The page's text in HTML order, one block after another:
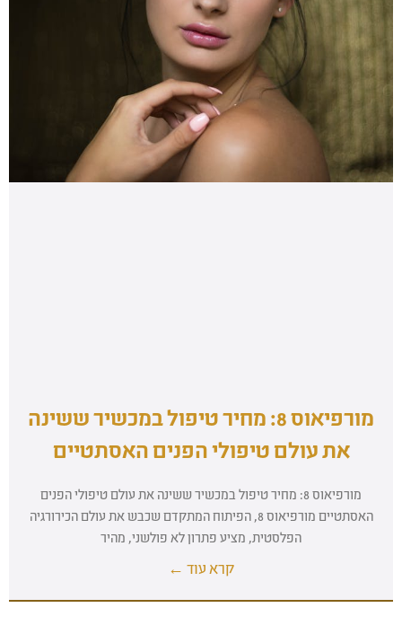
מורפיאוס 8: מחיר טיפול במכשיר ששינה
את עולם טיפולי הפנים האסתטיים
מורפיאוס 8: מחיר טיפול במכשיר ששינה את עולם טיפולי הפנים
האסתטיים מורפיאוס 8, הפיתוח המתקדם שכבש את עולם הכירורגיה
הפלסטית, מציע פתרון לא פולשני, מהיר
קרא עוד ←